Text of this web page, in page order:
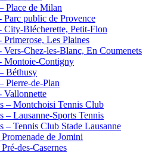
Place de Milan
Parc public de Provence
City-Blécherette, Petit-Flon
Primerose, Les Plaines
Vers-Chez-les-Blanc, En Coumenets
Montoie-Contigny
Béthusy
Pierre-de-Plan
Vallonnette
– Montchoisi Tennis Club
– Lausanne-Sports Tennis
– Tennis Club Stade Lausanne
de Jomini
des-Casernes